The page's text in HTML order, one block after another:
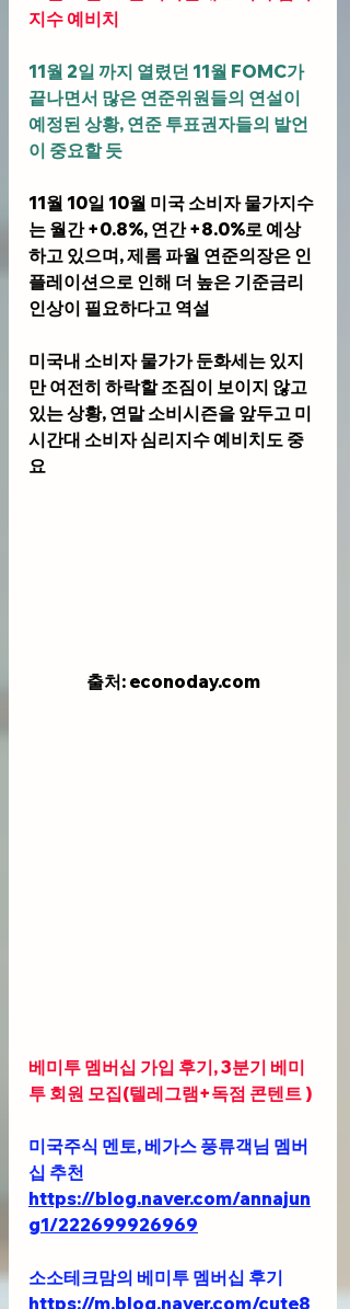
지수 예비치
11월 2일 까지 열렸던 11월 FOMC가
끝나면서 많은 연준위원들의 연설이
예정된 상황, 연준 투표권자들의 발언
이 중요할 듯
11월 10일 10월 미국 소비자 물가지수
는 월간 +0.8%, 연간 +8.0%로 예상
하고 있으며, 제롬 파월 연준의장은 인
플레이션으로 인해 더 높은 기준금리
인상이 필요하다고 역설
미국내 소비자 물가가 둔화세는 있지
만 여전히 하락할 조짐이 보이지 않고
있는 상황, 연말 소비시즌을 앞두고 미
시간대 소비자 심리지수 예비치도 중
요
출처: econoday.com
베미투 멤버십 가입 후기, 3분기 베미
투 회원 모집(텔레그램+독점 콘텐트 )
미국주식 멘토, 베가스 풍류객님 멤버
십 추천
https://blog.naver.com/annajun
g1/222699926969
소소테크맘의 베미투 멤버십 후기
https://m.blog.naver.com/cute8